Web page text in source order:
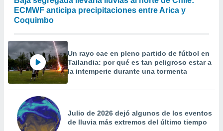
ECMWF anticipa precipitaciones entre Arica y
Coquimbo
Un rayo cae en pleno partido de fútbol en
Tailandia: por qué es tan peligroso estar a
la intemperie durante una tormenta
Julio de 2026 dejó algunos de los eventos
de lluvia más extremos del último tiempo